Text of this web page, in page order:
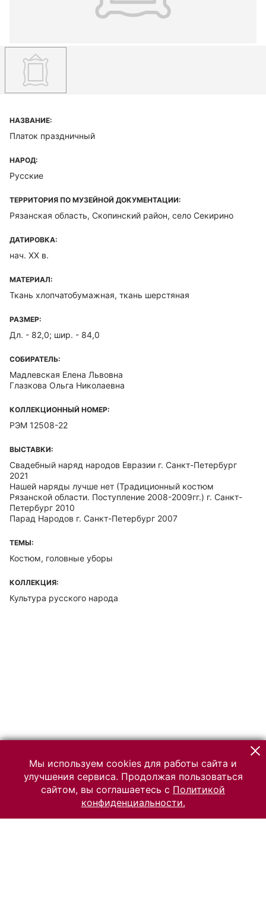
НАЗВАНИЕ:
Платок праздничный
НАРОД:
Русские
ТЕРРИТОРИЯ ПО МУЗЕЙНОЙ ДОКУМЕНТАЦИИ:
Рязанская область, Скопинский район, село Секирино
ДАТИРОВКА:
нач. XX в.
МАТЕРИАЛ:
Ткань хлопчатобумажная, ткань шерстяная
РАЗМЕР:
Дл. - 82,0; шир. - 84,0
СОБИРАТЕЛЬ:
Мадлевская Елена Львовна
Глазкова Ольга Николаевна
КОЛЛЕКЦИОННЫЙ НОМЕР:
РЭМ 12508-22
ВЫСТАВКИ:
Свадебный наряд народов Евразии г. Санкт-Петербург
2021
Нашей наряды лучше нет (Традиционный костюм
Рязанской области. Поступление 2008-2009гг.) г. Санкт-
Петербург 2010
Парад Народов г. Санкт-Петербург 2007
ТЕМЫ:
Костюм, головные уборы
КОЛЛЕКЦИЯ:
Культура русского народа
Мы используем cookies для работы сайта и
улучшения сервиса. Продолжая пользоваться
сайтом, вы соглашаетесь с Политикой
конфиденциальности.